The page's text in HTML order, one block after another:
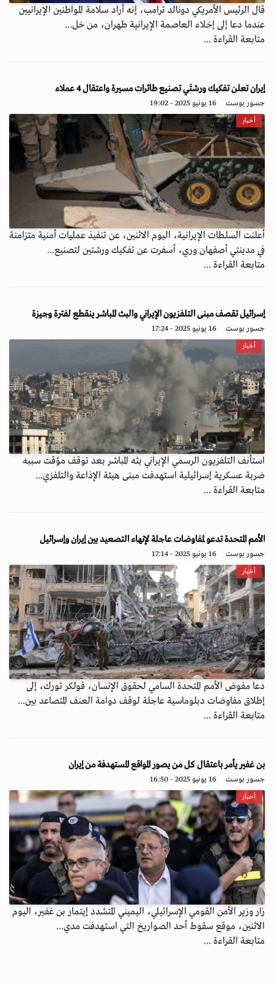
قال الرئيس الأمريكي دونالد ترامب، إنه أراد سلامة المواطنين الإيرانيين
عندما دعا إلى إخلاء العاصمة الإيرانية طهران، من خل...
متابعة القراءة ...
إيران تعلن تفكيك ورشتَي تصنيع طائرات مسيرة واعتقال 4 عملاء
جسور بوست 16 يونيو 2025 - 19:02
أخبار
أعلنت السلطات الإيرانية، اليوم الاثنين، عن تنفيذ عمليات أمنية متزامنة
في مدينتي أصفهان وري، أسفرت عن تفكيك ورشتين لتصنيع...
متابعة القراءة ...
إسرائيل تقصف مبنى التلفزيون الإيراني والبث المباشر ينقطع لفترة وجيزة
جسور بوست 16 يونيو 2025 - 17:24
أخبار
استأنف التلفزيون الرسمي الإيراني بثه المباشر بعد توقف مؤقت سببه
ضربة عسكرية إسرائيلية استهدفت مبنى هيئة الإذاعة والتلفزي...
متابعة القراءة ...
الأمم المتحدة تدعو لمفاوضات عاجلة لإنهاء التصعيد بين إيران وإسرائيل
جسور بوست 16 يونيو 2025 - 17:14
أخبار
دعا مفوض الأمم المتحدة السامي لحقوق الإنسان، فولكر تورك، إلى
إطلاق مفاوضات دبلوماسية عاجلة لوقف دوامة العنف المتصاعد بين...
متابعة القراءة ...
بن غفير يأمر باعتقال كل من يصور المواقع المستهدفة من إيران
جسور بوست 16 يونيو 2025 - 16:50
أخبار
زار وزير الأمن القومي الإسرائيلي، اليميني المتشدد إيتمار بن غفير، اليوم
الاثنين، موقع سقوط أحد الصواريخ التي استهدفت مدي...
متابعة القراءة ...